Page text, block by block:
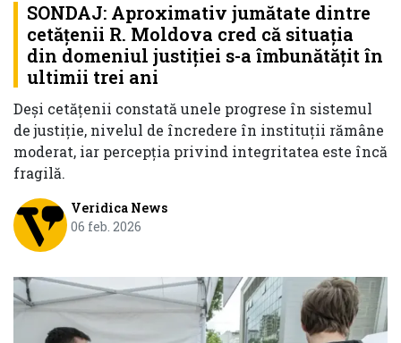
SONDAJ: Aproximativ jumătate dintre
cetățenii R. Moldova cred că situația
din domeniul justiției s-a îmbunătățit în
ultimii trei ani
Deși cetățenii constată unele progrese în sistemul
de justiție, nivelul de încredere în instituții rămâne
moderat, iar percepția privind integritatea este încă
fragilă.
Veridica News
06 feb. 2026